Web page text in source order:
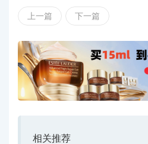
上一篇 下一篇
相关推荐